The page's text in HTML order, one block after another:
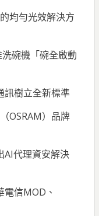
均勻光效解決方
碗機「碗全啟動
訊樹立全新標準
OSRAM）品牌
AI代理資安解決
信MOD、